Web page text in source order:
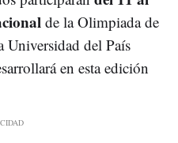
de la Olimpiada de
del País
en esta edición